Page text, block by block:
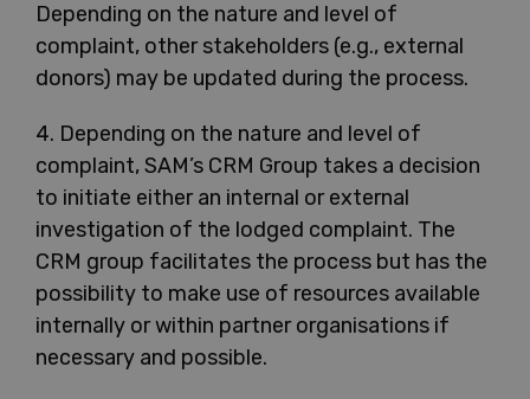
Depending on the nature and level of
complaint, other stakeholders (e.g., external
donors) may be updated during the process.
4. Depending on the nature and level of
complaint, SAM’s CRM Group takes a decision
to initiate either an internal or external
investigation of the lodged complaint. The
CRM group facilitates the process but has the
possibility to make use of resources available
internally or within partner organisations if
necessary and possible.